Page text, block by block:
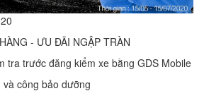
- ƯU ĐÃI NGẬP TRÀN
tra trước đăng kiểm xe bằng GDS Mobile
công bảo dưỡng